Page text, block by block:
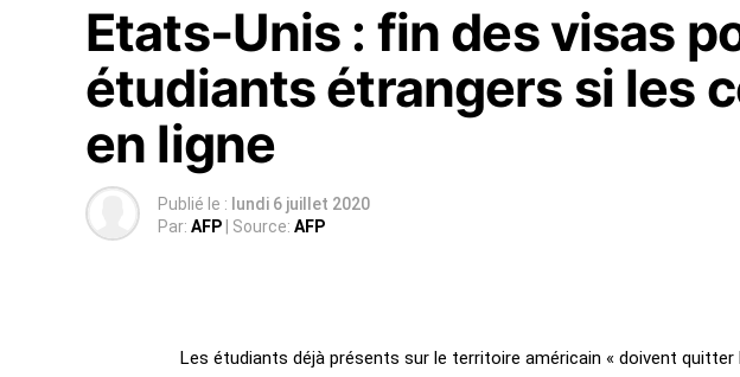
Etats-Unis : fin des visas
étudiants étrangers si les
en ligne
Publié le : lundi 6 juillet 2020
Par: AFP | Source: AFP
Les étudiants déjà présents sur le territoire américain « doivent quitter